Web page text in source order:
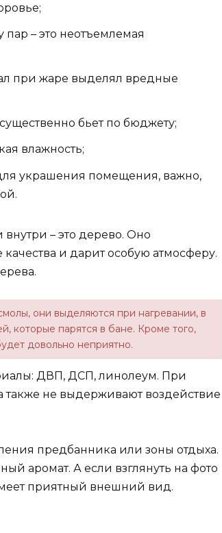
пар – это неотъемлемая
при жаре выделял вредные
бьет по бюджету;
влажность;
украшения помещения, важно,
– это дерево. Оно
и дарит особую атмосферу.
они выделяются при нагревании, в
которые парятся в бане. Кроме того,
довольно неприятно.
ДВП, ДСП, линолеум. При
не выдерживают воздействие
предбанника или зоны отдыха.
аромат. А если взглянуть на фото
приятный внешний вид.